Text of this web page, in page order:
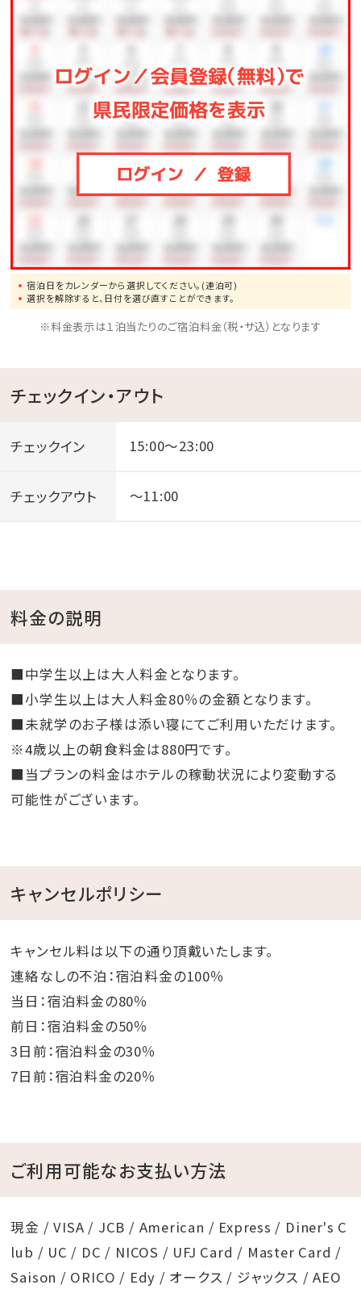
宿泊日をカレンダーから選択してください。(連泊可)
選択を解除すると、日付を選び直すことができます。
※料金表示は１泊当たりのご宿泊料金（税・サ込）となります
チェックイン・アウト
チェックイン 15:00～23:00
チェックアウト ～11:00
料金の説明
■中学生以上は大人料金となります。
■小学生以上は大人料金80％の金額となります。
■未就学のお子様は添い寝にてご利用いただけます。
※4歳以上の朝食料金は880円です。
■当プランの料金はホテルの稼動状況により変動する
可能性がございます。
キャンセルポリシー
キャンセル料は以下の通り頂戴いたします。
連絡なしの不泊：宿泊料金の100％
当日：宿泊料金の80％
前日：宿泊料金の50％
3日前：宿泊料金の30％
7日前：宿泊料金の20％
ご利用可能なお支払い方法
現金 / VISA / JCB / American / Express / Diner's C
lub / UC / DC / NICOS / UFJ Card / Master Card /
Saison / ORICO / Edy / オークス / ジャックス / AEO